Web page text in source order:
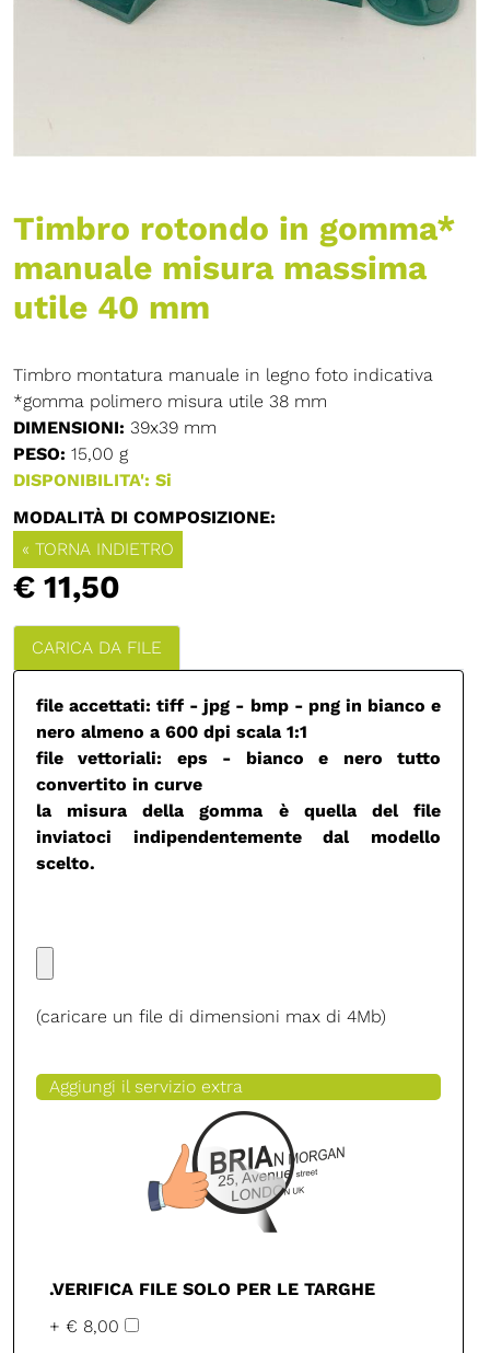
Timbro rotondo in gomma*
manuale misura massima
utile 40 mm
Timbro montatura manuale in legno foto indicativa
*gomma polimero misura utile 38 mm
DIMENSIONI: 39x39 mm
PESO: 15,00 g
DISPONIBILITA': Si
MODALITÀ DI COMPOSIZIONE:
« TORNA INDIETRO
€ 11,50
CARICA DA FILE
file accettati: tiff - jpg - bmp - png in bianco e
nero almeno a 600 dpi scala 1:1
file vettoriali: eps - bianco e nero tutto
convertito in curve
la misura della gomma è quella del file
inviatoci indipendentemente dal modello
scelto.
(caricare un file di dimensioni max di 4Mb)
Aggiungi il servizio extra
.VERIFICA FILE SOLO PER LE TARGHE
+ € 8,00